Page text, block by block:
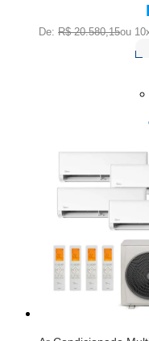
De: R$ 20.580,15ou